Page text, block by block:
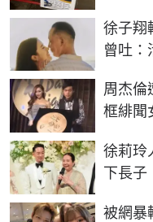
徐子
曾吐：
周杰倫
框緋聞
徐莉玲
下長
被網暴